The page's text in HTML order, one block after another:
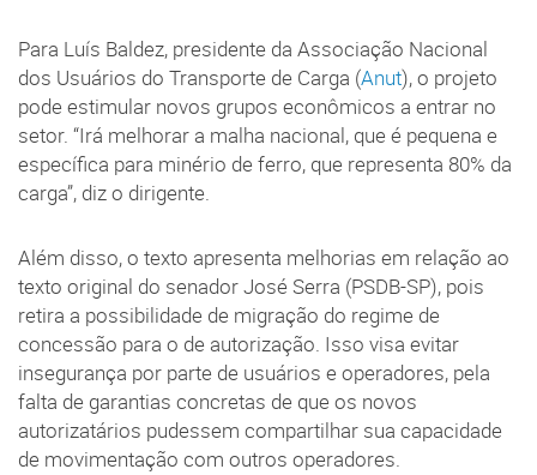
Para Luís Baldez, presidente da Associação Nacional
dos Usuários do Transporte de Carga (Anut), o projeto
pode estimular novos grupos econômicos a entrar no
setor. “Irá melhorar a malha nacional, que é pequena e
específica para minério de ferro, que representa 80% da
carga”, diz o dirigente.
Além disso, o texto apresenta melhorias em relação ao
texto original do senador José Serra (PSDB-SP), pois
retira a possibilidade de migração do regime de
concessão para o de autorização. Isso visa evitar
insegurança por parte de usuários e operadores, pela
falta de garantias concretas de que os novos
autorizatários pudessem compartilhar sua capacidade
de movimentação com outros operadores.